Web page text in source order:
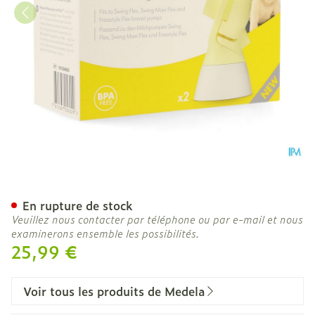
25,99 €
En rupture de stock
Veuillez nous contacter par téléphone ou par e-mail et nous
examinerons ensemble les possibilités.
Voir tous les produits de Medela